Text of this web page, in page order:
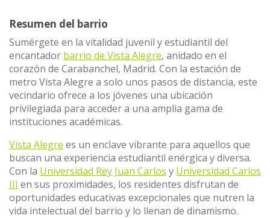
Resumen del barrio
Sumérgete en la vitalidad juvenil y estudiantil del
encantador barrio de Vista Alegre, anidado en el
corazón de Carabanchel, Madrid. Con la estación de
metro Vista Alegre a solo unos pasos de distancia, este
vecindario ofrece a los jóvenes una ubicación
privilegiada para acceder a una amplia gama de
instituciones académicas.
Vista Alegre es un enclave vibrante para aquellos que
buscan una experiencia estudiantil enérgica y diversa.
Con la Universidad Rey Juan Carlos y Universidad Carlos
III en sus proximidades, los residentes disfrutan de
oportunidades educativas excepcionales que nutren la
vida intelectual del barrio y lo llenan de dinamismo.